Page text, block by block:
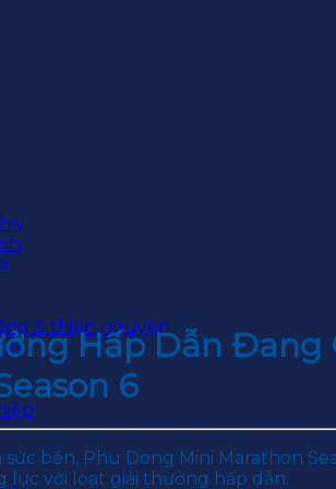
& thiện nguyện
Hấp Dẫn
6
bền, Phu Dong Mini Marathon
lực với loạt giải thưởng hấp dẫn.